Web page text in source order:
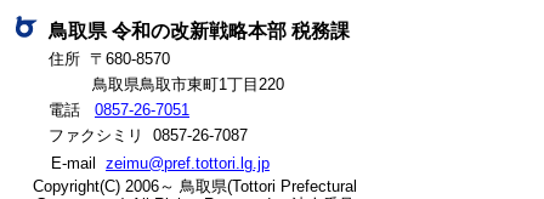
ッ
ト
へ
の
鳥取県 令和の改新戦略本部 税務課
住所 〒680-8570
鳥取県鳥取市東町1丁目220
電話 0857-26-7051
ファクシミリ 0857-26-7087
E-mail zeimu@pref.tottori.lg.jp
Copyright(C) 2006～ 鳥取県(Tottori Prefectural